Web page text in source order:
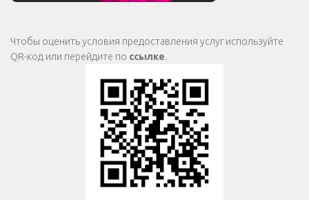
Чтобы оценить условия предоставления услуг используйте
QR-код или перейдите по ссылке.